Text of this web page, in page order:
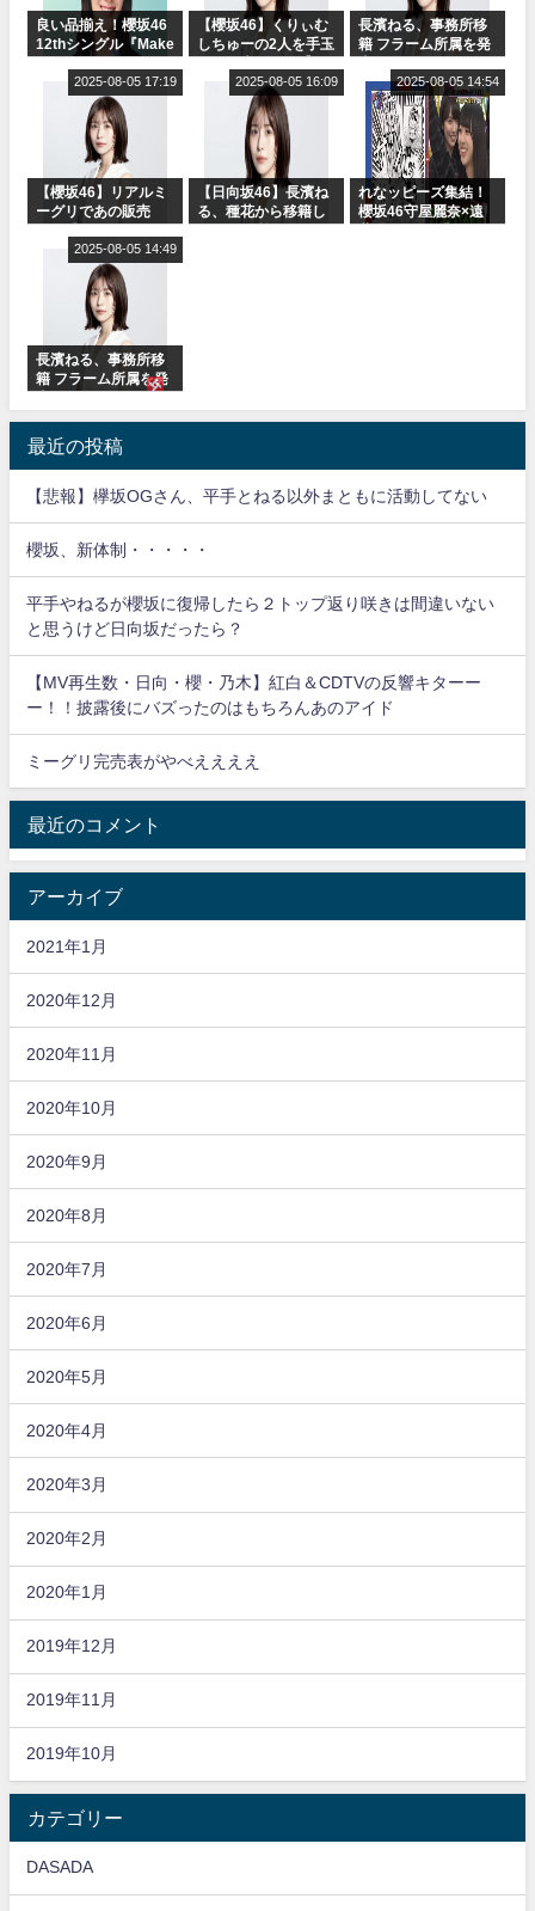
良い品揃え！櫻坂46
12thシングル『Make
ャルグッズ絶賛販売
【櫻坂46】くりぃむ
しちゅーの2人を手玉
りぃむナンタラ】
長濱ねる、事務所移
籍 フラーム所属を発
【櫻坂46】リアルミ
ーグリであの販売
Break』オフィシャ
ルグッズ解禁
2025-08-05 17:19
【日向坂46】長濱ね
る、種花から移籍し
2025-08-05 16:09
れなッピーズ集結！
櫻坂46守屋麗奈×遠
2025-08-05 14:54
長濱ねる、事務所移
籍 フラーム所属を発
2025-08-05 14:49
最近の投稿
【悲報】欅坂OGさん、平手とねる以外まともに活動してない
櫻坂、新体制・・・・・
平手やねるが櫻坂に復帰したら２トップ返り咲きは間違いない
と思うけど日向坂だったら？
【MV再生数・日向・櫻・乃木】紅白＆CDTVの反響キターー
ー！！披露後にバズったのはもちろんあのアイド
ミーグリ完売表がやべええええ
最近のコメント
アーカイブ
2021年1月
2020年12月
2020年11月
2020年10月
2020年9月
2020年8月
2020年7月
2020年6月
2020年5月
2020年4月
2020年3月
2020年2月
2020年1月
2019年12月
2019年11月
2019年10月
カテゴリー
DASADA